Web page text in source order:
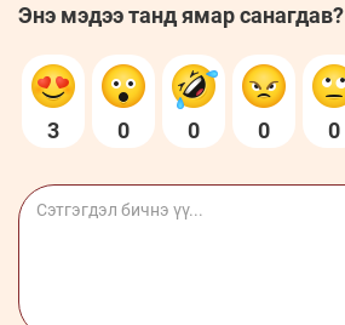
Энэ мэдээ танд ямар санагдав?
3 0 0 0 0